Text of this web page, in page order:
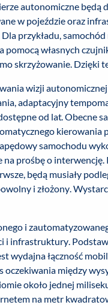
autonomiczne będą
w pojeździe oraz
przykładu,
pomocą własnych
skrzyżowanie. Dzięki
wizji
adaptacyjny
od lat. Obecne
kierowania
samochodu
na prośbę o
będą musiały
i złożony.
i
i infrastruktury.
wydajna łączność
oczekiwania między
około jednej
na metr